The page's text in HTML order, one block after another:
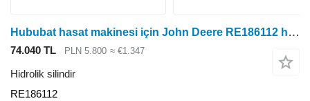
Hububat hasat makinesi için John Deere RE186112 hidrolik silindir
74.040 TL PLN 5.800 ≈ €1.347
Hidrolik silindir
RE186112